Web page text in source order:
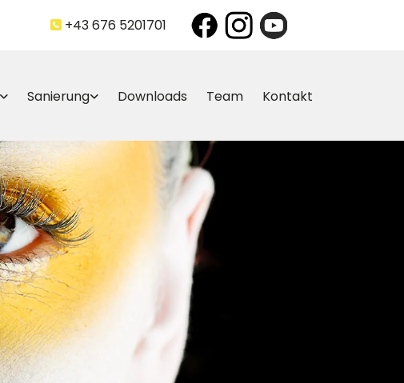
 +43 676 5201701
Sanierung Downloads Team Kontakt